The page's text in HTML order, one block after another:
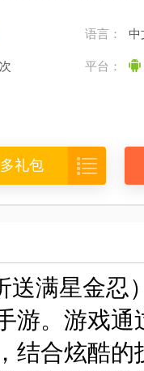
语言： 中
平台：
礼包 
送满星金
游。游戏
结合炫酷